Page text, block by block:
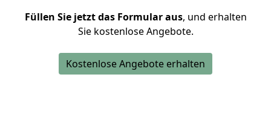
Füllen Sie jetzt das Formular aus, und erhalten
Sie kostenlose Angebote.
Kostenlose Angebote erhalten